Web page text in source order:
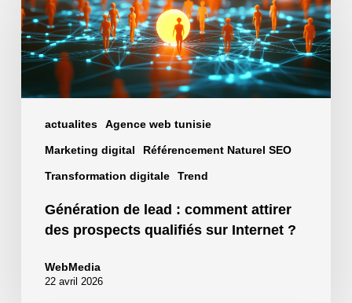
actualites Agence web tunisie
Marketing digital Référencement Naturel SEO
Transformation digitale Trend
lead
:
comment
attirer
des
Internet
Génération de lead : comment attirer
des prospects qualifiés sur Internet ?
WebMedia
22 avril 2026